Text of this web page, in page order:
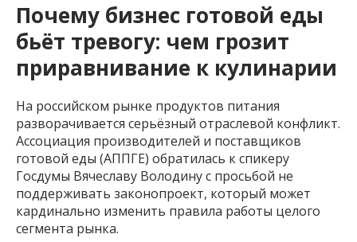
Почему бизнес готовой еды
бьёт тревогу: чем грозит
приравнивание к кулинарии
На российском рынке продуктов питания
разворачивается серьёзный отраслевой конфликт.
Ассоциация производителей и поставщиков
готовой еды (АППГЕ) обратилась к спикеру
Госдумы Вячеславу Володину с просьбой не
поддерживать законопроект, который может
кардинально изменить правила работы целого
сегмента рынка.